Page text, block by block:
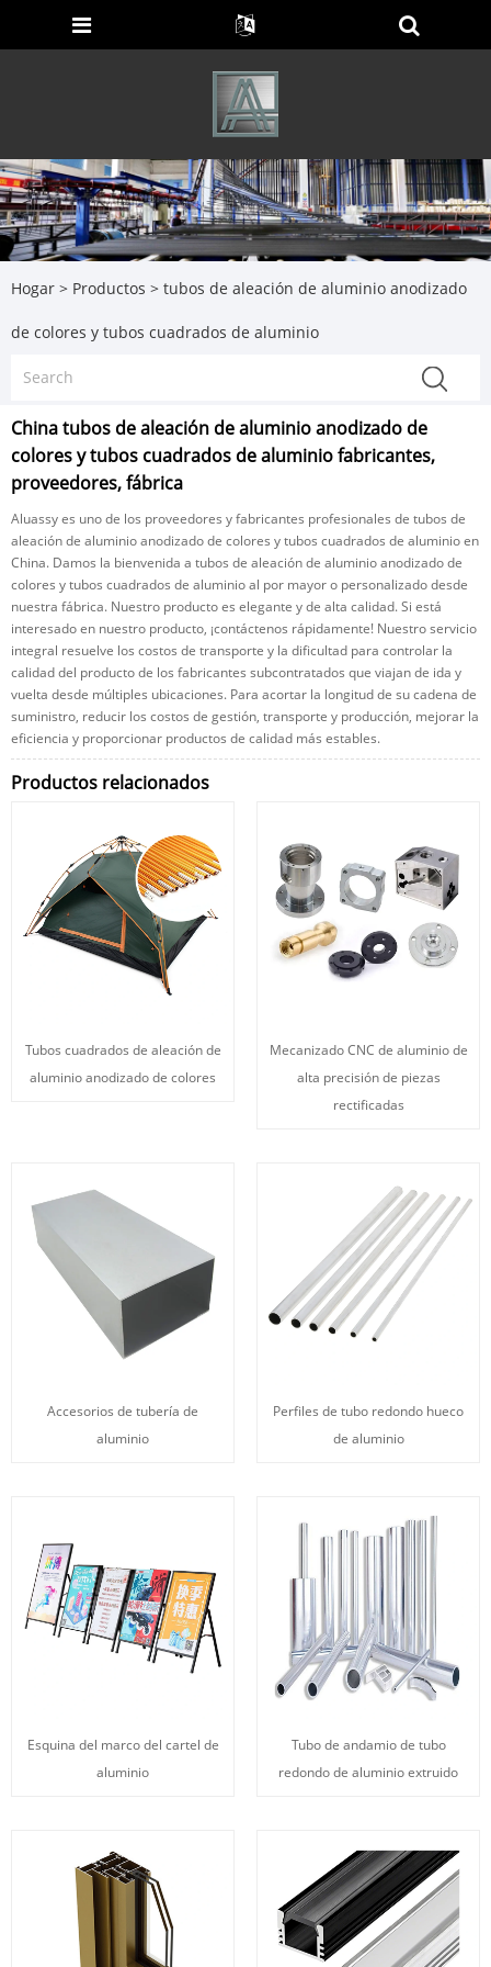
Hogar > Productos > tubos de aleación de aluminio anodizado
de colores y tubos cuadrados de aluminio
China tubos de aleación de aluminio anodizado de
colores y tubos cuadrados de aluminio fabricantes,
proveedores, fábrica
Aluassy es uno de los proveedores y fabricantes profesionales de tubos de
aleación de aluminio anodizado de colores y tubos cuadrados de aluminio en
China. Damos la bienvenida a tubos de aleación de aluminio anodizado de
colores y tubos cuadrados de aluminio al por mayor o personalizado desde
nuestra fábrica. Nuestro producto es elegante y de alta calidad. Si está
interesado en nuestro producto, ¡contáctenos rápidamente! Nuestro servicio
integral resuelve los costos de transporte y la dificultad para controlar la
calidad del producto de los fabricantes subcontratados que viajan de ida y
vuelta desde múltiples ubicaciones. Para acortar la longitud de su cadena de
suministro, reducir los costos de gestión, transporte y producción, mejorar la
eficiencia y proporcionar productos de calidad más estables.
Productos relacionados
Tubos cuadrados de aleación de
aluminio anodizado de colores
Mecanizado CNC de aluminio de
alta precisión de piezas
rectificadas
Accesorios de tubería de
aluminio
Perfiles de tubo redondo hueco
de aluminio
Esquina del marco del cartel de
aluminio
Tubo de andamio de tubo
redondo de aluminio extruido